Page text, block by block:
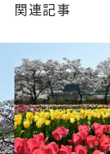
関連記事